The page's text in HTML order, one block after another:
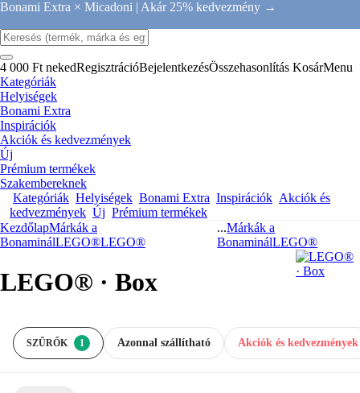
Bonami Extra × Micadoni | Akár 25% kedvezmény →
4 000 Ft nekedRegisztrációBejelentkezésÖsszehasonlítás KosárMenu
Kategóriák
Helyiségek
Bonami Extra
Inspirációk
Akciók és kedvezmények
Új
Prémium termékek
Szakembereknek
Kategóriák Helyiségek Bonami Extra Inspirációk Akciók és
kedvezmények Új Prémium termékek
KezdőlapMárkák a
BonaminálLEGO®LEGO®
...Márkák a
BonaminálLEGO®
LEGO® · Box
SZŰRŐK 1 Azonnal szállítható Akciók és kedvezmények